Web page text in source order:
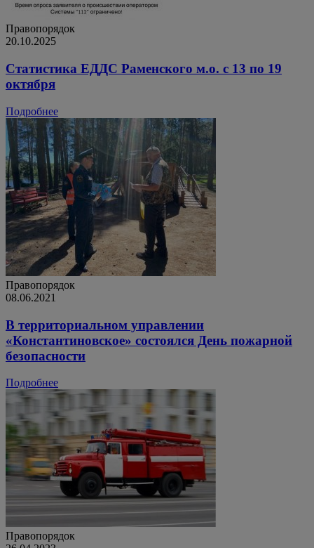
Правопорядок
20.10.2025
Статистика ЕДДС Раменского м.о. с 13 по 19
октября
Подробнее
Правопорядок
08.06.2021
В территориальном управлении
«Константиновское» состоялся День пожарной
безопасности
Подробнее
Правопорядок